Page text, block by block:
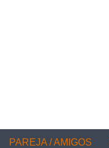
PAREJA / AMIGOS